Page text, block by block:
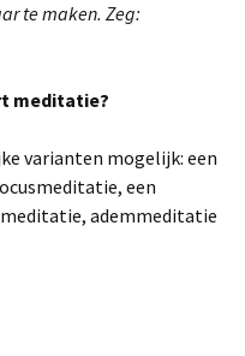
te maken. Zeg:
meditatie?
varianten mogelijk: een
een
ademmeditatie